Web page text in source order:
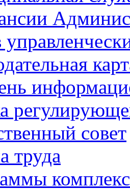
совет
труда